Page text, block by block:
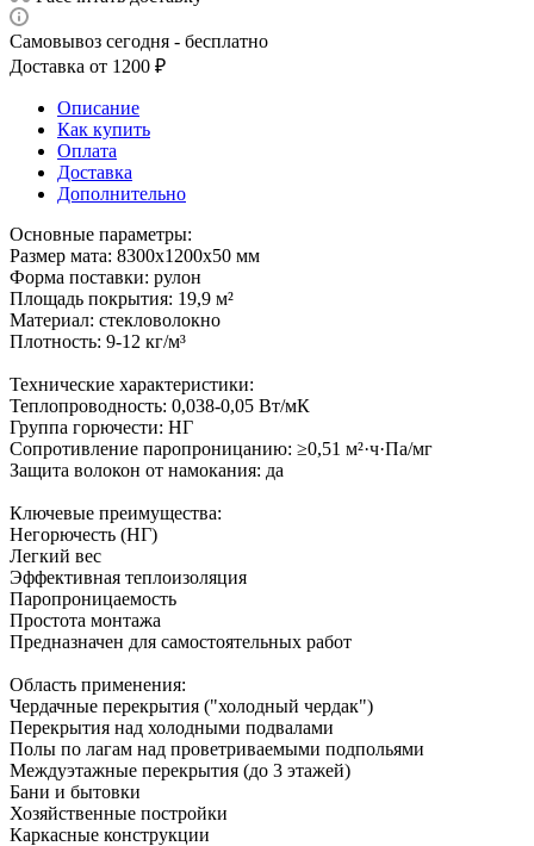
Самовывоз сегодня - бесплатно
Доставка от 1200 ₽
Описание
Как купить
Оплата
Доставка
Дополнительно
Основные параметры:
Размер мата: 8300х1200х50 мм
Форма поставки: рулон
Площадь покрытия: 19,9 м²
Материал: стекловолокно
Плотность: 9-12 кг/м³
Технические характеристики:
Теплопроводность: 0,038-0,05 Вт/мК
Группа горючести: НГ
Сопротивление паропроницанию: ≥0,51 м²·ч·Па/мг
Защита волокон от намокания: да
Ключевые преимущества:
Негорючесть (НГ)
Легкий вес
Эффективная теплоизоляция
Паропроницаемость
Простота монтажа
Предназначен для самостоятельных работ
Область применения:
Чердачные перекрытия ("холодный чердак")
Перекрытия над холодными подвалами
Полы по лагам над проветриваемыми подпольями
Междуэтажные перекрытия (до 3 этажей)
Бани и бытовки
Хозяйственные постройки
Каркасные конструкции